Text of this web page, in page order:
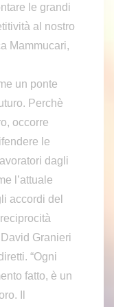
le grandi
al nostro
Mammucari,
un ponte
Perchè
occorre
le
dagli
l’attuale
accordi del
Granieri
“Ogni
fatto, è un
Il